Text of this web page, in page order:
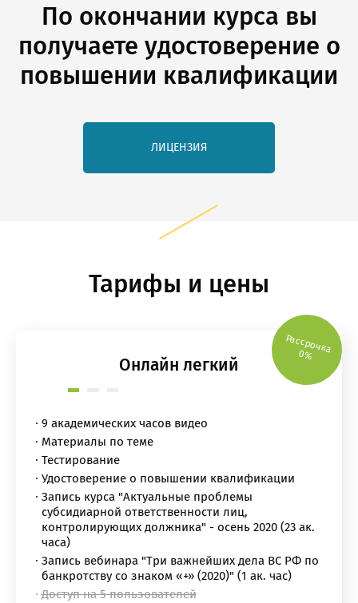
По окончании курса вы
получаете удостоверение о
повышении квалификации
ЛИЦЕНЗИЯ
Тарифы и цены
Рассрочка
0%
Онлайн легкий
9 академических часов видео
Материалы по теме
Тестирование
Удостоверение о повышении квалификации
Запись курса "Актуальные проблемы
субсидиарной ответственности лиц,
контролирующих должника" - осень 2020 (23 ак.
часа)
Запись вебинара "Три важнейших дела ВС РФ по
банкротству со знаком «+» (2020)" (1 ак. час)
Доступ на 5 пользователей